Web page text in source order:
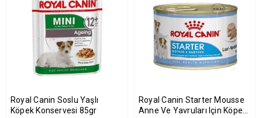
Royal Canin Soslu Yaşlı
Köpek Konservesi 85gr
Royal Canin Starter Mousse
Anne Ve Yavruları Için Köpek